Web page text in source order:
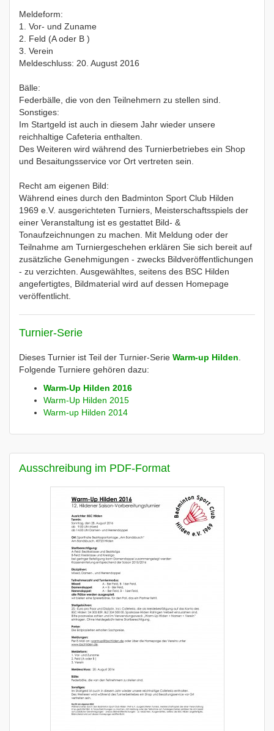
Meldeform:
1. Vor- und Zuname
2. Feld (A oder B )
3. Verein
Meldeschluss: 20. August 2016
Bälle:
Federbälle, die von den Teilnehmern zu stellen sind.
Sonstiges:
Im Startgeld ist auch in diesem Jahr wieder unsere
reichhaltige Cafeteria enthalten.
Des Weiteren wird während des Turnierbetriebes ein Shop
und Besaitungsservice vor Ort vertreten sein.
Recht am eigenen Bild:
Während eines durch den Badminton Sport Club Hilden
1969 e.V. ausgerichteten Turniers, Meisterschaftsspiels der
einer Veranstaltung ist es gestattet Bild- &
Tonaufzeichnungen zu machen. Mit Meldung oder der
Teilnahme am Turniergeschehen erklären Sie sich bereit auf
zusätzliche Genehmigungen - zwecks Bildveröffentlichungen
- zu verzichten. Ausgewähltes, seitens des BSC Hilden
angefertigtes, Bildmaterial wird auf dessen Homepage
veröffentlicht.
Turnier-Serie
Dieses Turnier ist Teil der Turnier-Serie Warm-up Hilden
Folgende Turniere gehören dazu:
Warm-Up Hilden 2016
Warm-Up Hilden 2015
Warm-up Hilden 2014
Ausschreibung im PDF-Format